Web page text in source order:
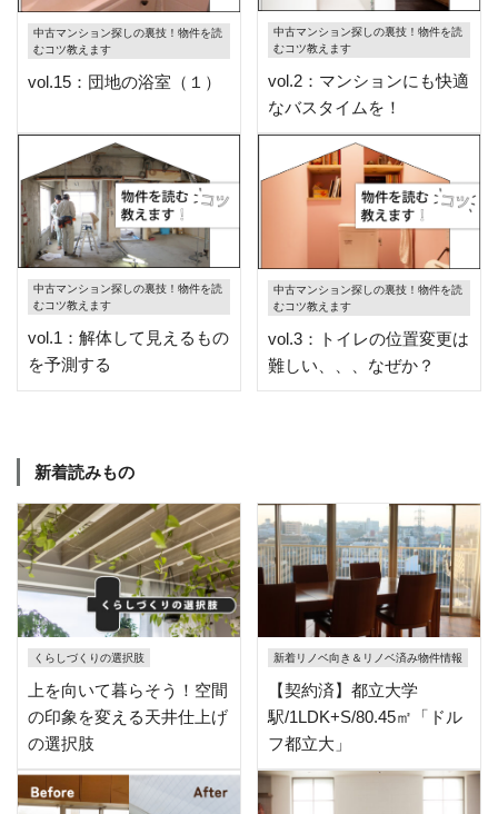
中古マンション探しの裏技！物件を読
むコツ教えます
vol.15：団地の浴室（１）
中古マンション探しの裏技！物件を読
むコツ教えます
vol.2：マンションにも快適
なバスタイムを！
中古マンション探しの裏技！物件を読
むコツ教えます
vol.1：解体して見えるもの
を予測する
中古マンション探しの裏技！物件を読
むコツ教えます
vol.3：トイレの位置変更は
難しい、、、なぜか？
新着読みもの
くらしづくりの選択肢
上を向いて暮らそう！空間
の印象を変える天井仕上げ
の選択肢
新着リノベ向き＆リノベ済み物件情報
【契約済】都立大学
駅/1LDK+S/80.45㎡「ドル
フ都立大」